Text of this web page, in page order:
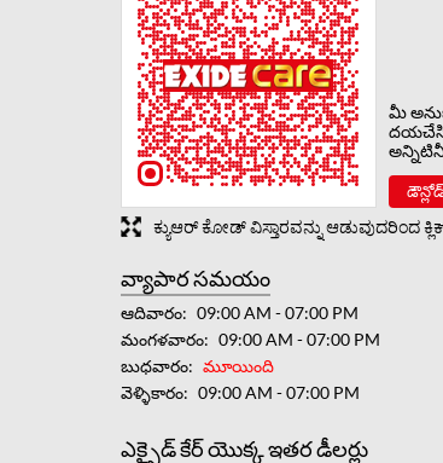
మీ
దయచేసి
ಕ್ಯುಆರ್ ಕೋಡ್ ವಿಸ್ತಾರವನ್ನು ಆಡುವುದರಿಂದ
వ్యాపార సమయం
ఆదివారం
09:00 AM - 07:00 PM
మంగళవారం
09:00 AM - 07:00 PM
బుధవారం
మూయింది
వెళ్ళికారం
09:00 AM - 07:00 PM
ఎక్సైడ్ కేర్ యొక్క ఇతర డీలర్లు